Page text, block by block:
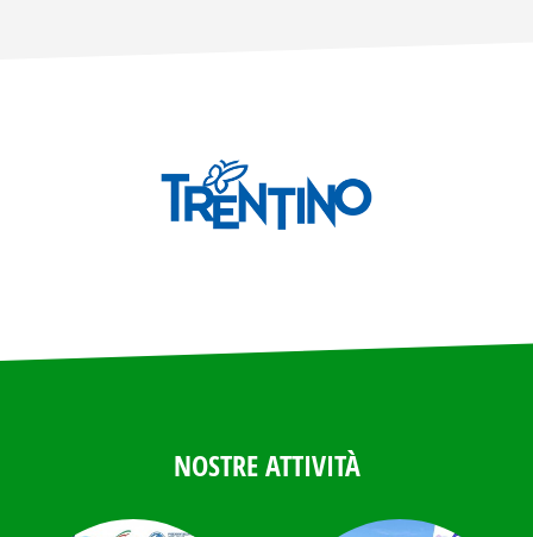
NOSTRE ATTIVITÀ